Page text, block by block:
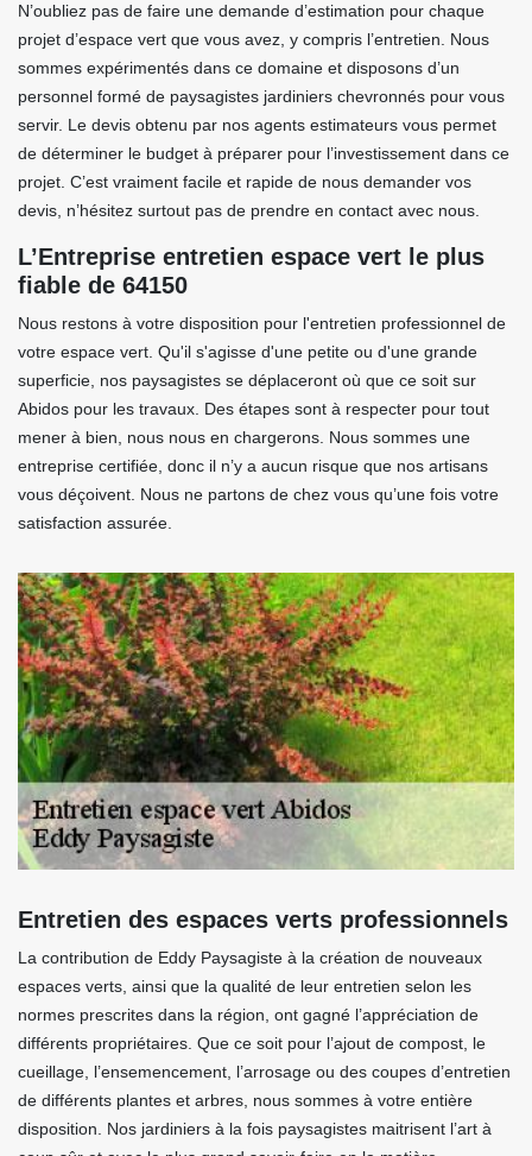
N’oubliez pas de faire une demande d’estimation pour chaque
projet d’espace vert que vous avez, y compris l’entretien. Nous
sommes expérimentés dans ce domaine et disposons d’un
personnel formé de paysagistes jardiniers chevronnés pour vous
servir. Le devis obtenu par nos agents estimateurs vous permet
de déterminer le budget à préparer pour l’investissement dans ce
projet. C’est vraiment facile et rapide de nous demander vos
devis, n’hésitez surtout pas de prendre en contact avec nous.
L’Entreprise entretien espace vert le plus
fiable de 64150
Nous restons à votre disposition pour l'entretien professionnel de
votre espace vert. Qu'il s'agisse d'une petite ou d'une grande
superficie, nos paysagistes se déplaceront où que ce soit sur
Abidos pour les travaux. Des étapes sont à respecter pour tout
mener à bien, nous nous en chargerons. Nous sommes une
entreprise certifiée, donc il n’y a aucun risque que nos artisans
vous déçoivent. Nous ne partons de chez vous qu’une fois votre
satisfaction assurée.
Entretien des espaces verts professionnels
La contribution de Eddy Paysagiste à la création de nouveaux
espaces verts, ainsi que la qualité de leur entretien selon les
normes prescrites dans la région, ont gagné l’appréciation de
différents propriétaires. Que ce soit pour l’ajout de compost, le
cueillage, l’ensemencement, l’arrosage ou des coupes d’entretien
de différents plantes et arbres, nous sommes à votre entière
disposition. Nos jardiniers à la fois paysagistes maitrisent l’art à